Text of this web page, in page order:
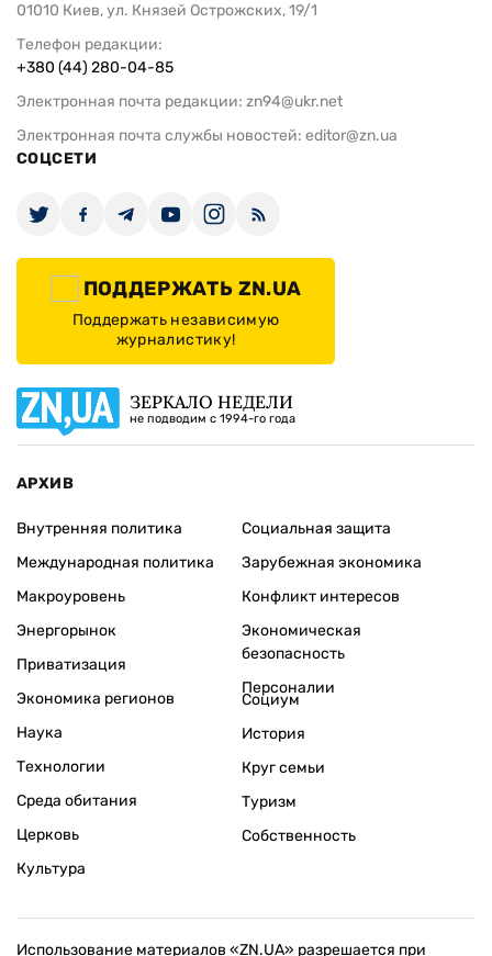
01010 Киев, ул. Князей Острожских, 19/1
Телефон редакции:
+380 (44) 280-04-85
Электронная почта редакции: zn94@ukr.net
Электронная почта службы новостей: editor@zn.ua
СОЦСЕТИ
ПОДДЕРЖАТЬ ZN.UA
Поддержать независимую
журналистику!
ЗЕРКАЛО НЕДЕЛИ
не подводим с 1994-го года
АРХИВ
Внутренняя политика
Международная политика
Макроуровень
Энергорынок
Приватизация
Экономика регионов
Социальная защита
Зарубежная экономика
Конфликт интересов
Экономическая
безопасность
Персоналии
Наука
Технологии
Среда обитания
Церковь
Культура
Социум
История
Круг семьи
Туризм
Собственность
Использование материалов «ZN.UA» разрешается при